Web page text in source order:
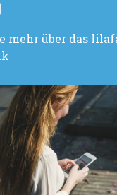
mehr über das